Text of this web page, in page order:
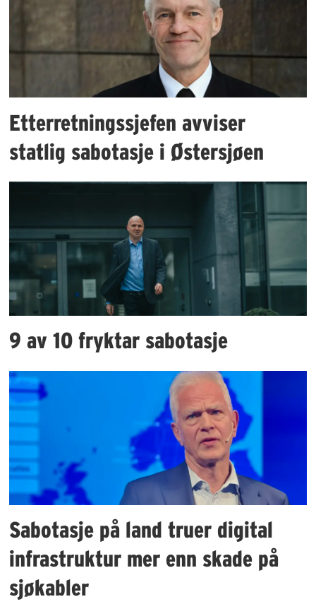
Etterretningssjefen avviser
statlig sabotasje i Østersjøen
9 av 10 fryktar sabotasje
Sabotasje på land truer digital
infrastruktur mer enn skade på
sjøkabler